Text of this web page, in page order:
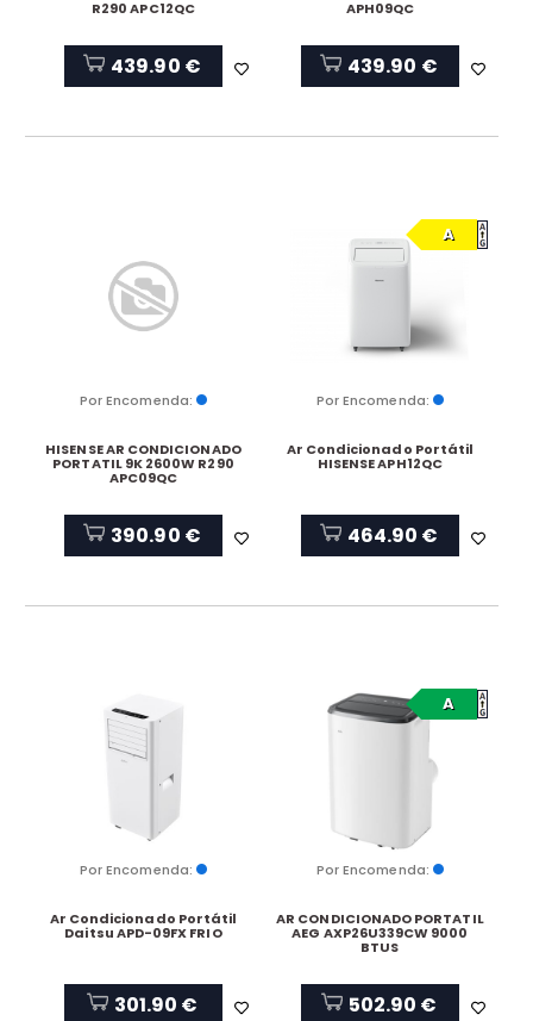
R290 APC12QC
439.90 €
APH09QC
439.90 €
Por Encomenda:
HISENSE AR CONDICIONADO
PORTATIL 9K 2600W R290
APC09QC
390.90 €
A
Por Encomenda:
Ar Condicionado Portátil
HISENSE APH12QC
464.90 €
Por Encomenda:
Ar Condicionado Portátil
Daitsu APD-09FX FRIO
301.90 €
A
Por Encomenda:
AR CONDICIONADO PORTATIL
AEG AXP26U339CW 9000
BTUS
502.90 €